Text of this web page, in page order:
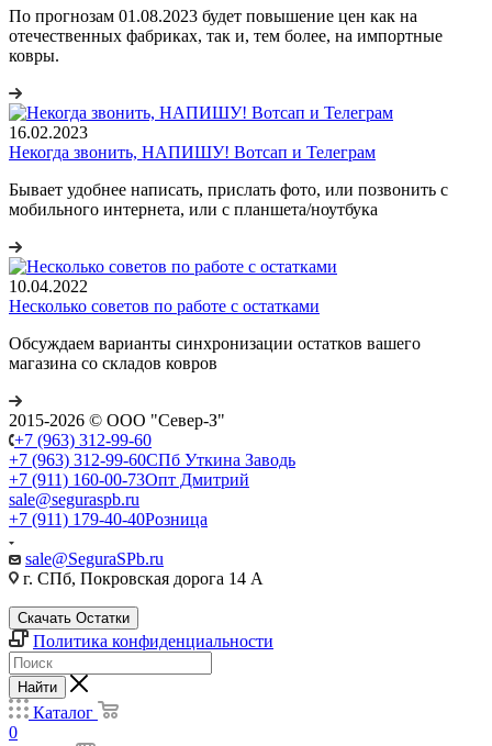
По прогнозам 01.08.2023 будет повышение цен как на
отечественных фабриках, так и, тем более, на импортные
ковры.
16.02.2023
Некогда звонить, НАПИШУ! Вотсап и Телеграм
Бывает удобнее написать, прислать фото, или позвонить с
мобильного интернета, или с планшета/ноутбука
10.04.2022
Несколько советов по работе с остатками
Обсуждаем варианты синхронизации остатков вашего
магазина со складов ковров
2015-2026 © ООО "Север-З"
+7 (963) 312-99-60
+7 (963) 312-99-60СПб Уткина Заводь
+7 (911) 160-00-73Опт Дмитрий
sale@seguraspb.ru
+7 (911) 179-40-40Розница
sale@SeguraSPb.ru
г. СПб, Покровская дорога 14 А
Скачать Остатки
Политика конфиденциальности
Найти
Каталог
0